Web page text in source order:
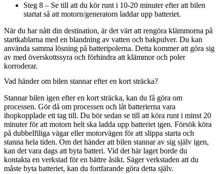
Steg 8 – Se till att du kör runt i 10-20 minuter efter att bilen
startat så att motorn/generatorn laddar upp batteriet.
När du har nått din destination, är det värt att rengöra klämmorna på
startkablarna med en blandning av vatten och bakpulver. Du kan
använda samma lösning på batteripolerna. Detta kommer att göra sig
av med överskottssyra och förhindra att klämmor och poler
korroderar.
Vad händer om bilen stannar efter en kort sträcka?
Stannar bilen igen efter en kort sträcka, kan du få göra om
processen. Gör då om processen och låt batterierna vara
ihopkopplade ett tag till. Du bör sedan se till att köra runt i minst 20
minuter för att motorn helt ska ladda upp batteriet igen. Försök köra
på dubbelfiliga vägar eller motorvägen för att slippa starta och
stanna hela tiden. Om det händer att bilen stannar av sig själv igen,
kan det vara dags att byta batteri. Vid det här laget borde du
kontakta en verkstad för en bättre åsikt. Säger verkstaden att du
måste byta batteriet, kan du fortfarande göra detta själv.